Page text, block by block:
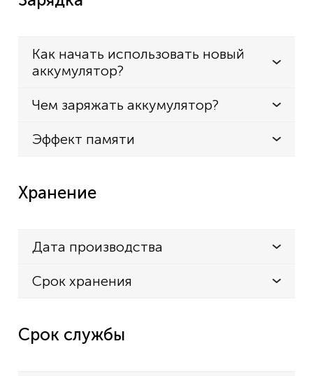
Как начать использовать новый
аккумулятор?
Чем заряжать аккумулятор?
Эффект памяти
Хранение
Дата производства
Срок хранения
Срок службы